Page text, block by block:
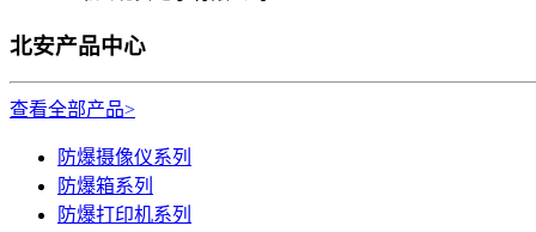
北安产品中心
查看全部产品>
防爆摄像仪系列
防爆箱系列
防爆打印机系列